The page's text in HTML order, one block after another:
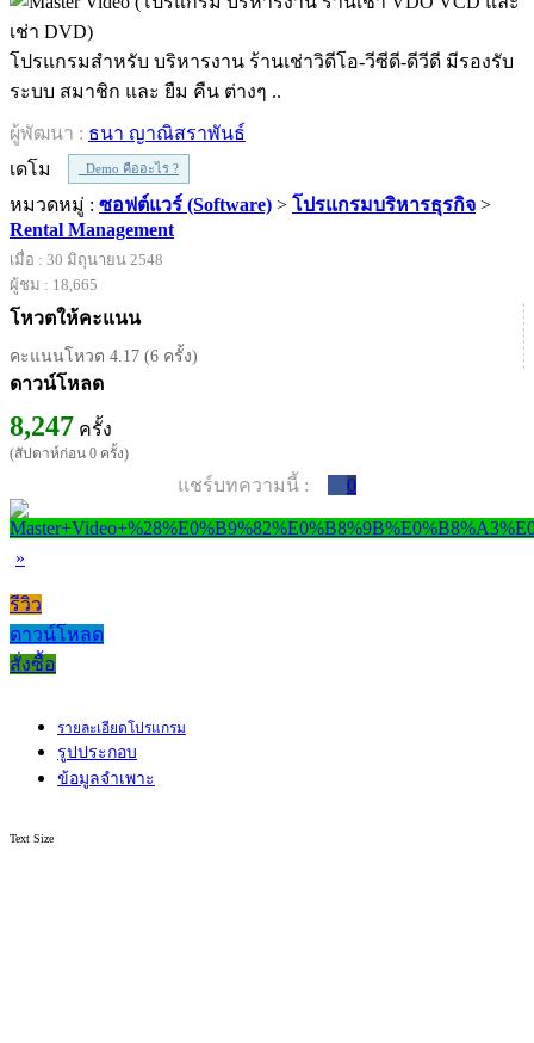
โปรแกรมสำหรับ บริหารงาน ร้านเช่าวิดีโอ-วีซีดี-ดีวีดี มีรองรับ
ระบบ สมาชิก และ ยืม คืน ต่างๆ ..
ผู้พัฒนา : ธนา ญาณิสราพันธ์
เดโม
Demo คืออะไร ?
หมวดหมู่ : ซอฟต์แวร์ (Software) > โปรแกรมบริหารธุรกิจ >
Rental Management
เมื่อ : 30 มิถุนายน 2548
ผู้ชม : 18,665
โหวตให้คะแนน
คะแนนโหวต 4.17 (6 ครั้ง)
ดาวน์โหลด
8,247 ครั้ง
(สัปดาห์ก่อน 0 ครั้ง)
แชร์บทความนี้ : 0
»
รีวิว
ดาวน์โหลด
สั่งซื้อ
รายละเอียดโปรแกรม
รูปประกอบ
ข้อมูลจำเพาะ
Text Size